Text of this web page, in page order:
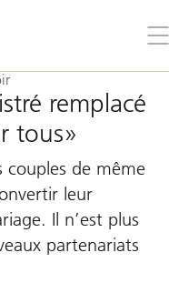
le
remplacé
tous»
couples de même
leur
Il n’est plus
partenariats